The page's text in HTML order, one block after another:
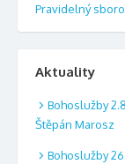
Pravidelný
Aktuality
Bohoslužby
Štěpán Marosz
Bohoslužby